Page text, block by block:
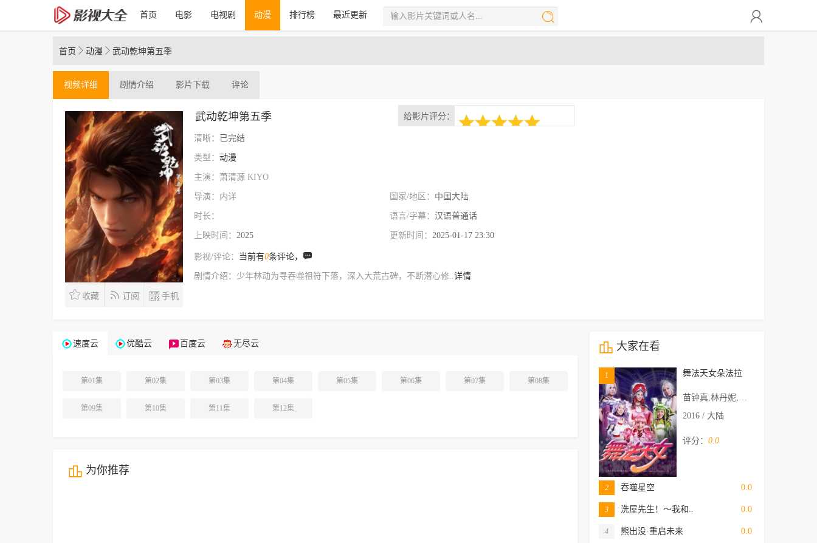
首页 电影 电视剧 动漫 排行榜 最近更新
首页 动漫 武动乾坤第五季
视频详细 剧情介绍 影片下载 评论
收藏 订阅 手机
给影片评分：
武动乾坤第五季
清晰： 已完结
类型：动漫
主演：萧清源 KIYO
导演：内详 国家/地区： 中国大陆
时长： 语言/字幕： 汉语普通话
上映时间：2025 更新时间： 2025-01-17 23:30
影视/评论： 当前有0条评论，
剧情介绍： 少年林动为寻吞噬祖符下落，深入大荒古碑，不断潜心修..详情
速度云 优酷云 百度云 无尽云
第01集 第02集 第03集 第04集 第05集 第06集 第07集 第08集
第09集 第10集 第11集 第12集
为你推荐
大家在看
1 舞法天女朵法拉
2016 / 大陆
评分：0.0
2 吞噬星空 0.0
3 洗屋先生！～我和.. 0.0
4 熊出没·重启未来 0.0